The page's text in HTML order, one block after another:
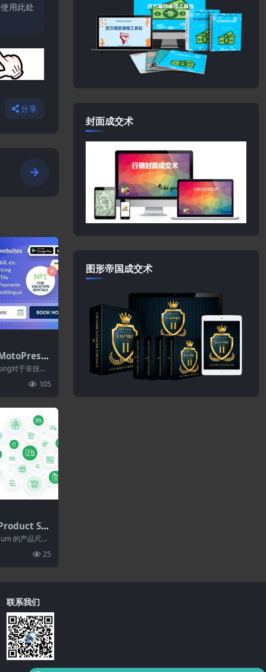
用此处
分享
酒店预
对于非技术
105
Siz
WooCo
2.4.4
的产品尺寸
25
封面成交术
图形帝国成交术
联系我们